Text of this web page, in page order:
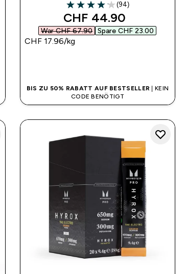
4.14 out of 5 stars
(94)
discounted price
CHF 44.90‎
War CHF 67.90‎ Spare CHF 23.00‎
CHF 17.96‎/kg
BIS ZU 50% RABATT AUF BESTSELLER | KEIN
CODE BENÖTIGT